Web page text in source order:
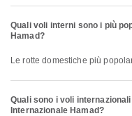
Quali voli interni sono i più
Hamad?
Le rotte domestiche più
Quali sono i voli
Internazionale Hamad?